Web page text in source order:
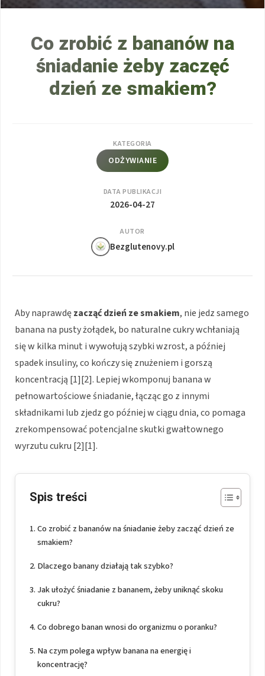
Co zrobić z bananów na
śniadanie żeby zaczęć
dzień ze smakiem?
KATEGORIA
ODŻYWIANIE
DATA PUBLIKACJI
2026-04-27
AUTOR
Bezglutenovy.pl
Aby naprawdęzacząć dzień ze smakiem, nie jedz samego
banana na pusty żołądek, bo naturalne cukry wchłaniają
się w kilka minut i wywołują szybki wzrost, a później
spadek insuliny, co kończy się znużeniem i gorszą
koncentracją [1][2]. Lepiej wkomponuj banana w
pełnowartościowe śniadanie, łącząc go z innymi
składnikami lub zjedz go później w ciągu dnia, co pomaga
zrekompensować potencjalne skutki gwałtownego
wyrzutu cukru [2][1].
Spis treści
Co zrobić z bananów na śniadanie żeby zacząć dzień ze
smakiem?
Dlaczego banany działają tak szybko?
Jak ułożyć śniadanie z bananem, żeby uniknąć skoku
cukru?
Co dobrego banan wnosi do organizmu o poranku?
Na czym polega wpływ banana na energię i
koncentrację?